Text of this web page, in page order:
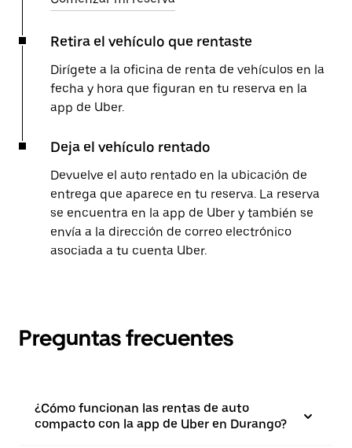
Retira el vehículo que rentaste
Dirígete a la oficina de renta de vehículos en la
fecha y hora que figuran en tu reserva en la
app de Uber.
Deja el vehículo rentado
Devuelve el auto rentado en la ubicación de
entrega que aparece en tu reserva. La reserva
se encuentra en la app de Uber y también se
envía a la dirección de correo electrónico
asociada a tu cuenta Uber.
Preguntas frecuentes
¿Cómo funcionan las rentas de auto
compacto con la app de Uber en Durango?